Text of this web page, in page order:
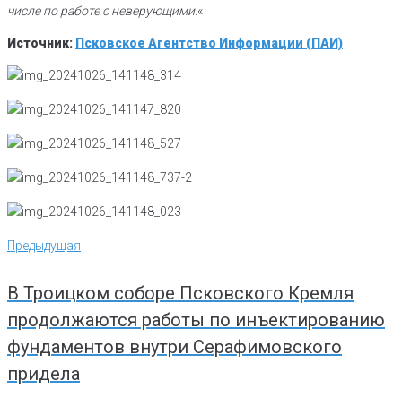
числе по работе с неверующими.«
Источник: Псковское Агентство Информации (ПАИ)
Навигация
по
Предыдущая
Предыдущая
В Троицком соборе Псковского Кремля
продолжаются работы по инъектированию
фундаментов внутри Серафимовского
придела